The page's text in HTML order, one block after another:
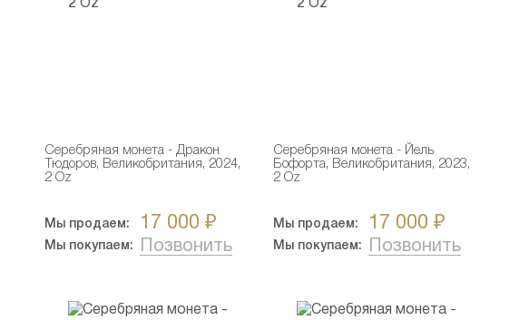
Серебряная монета - Дракон
Тюдоров, Великобритания, 2024,
2 Oz
Мы продаем: 17 000 ₽
Мы покупаем: Позвонить
Серебряная монета - Йель
Бофорта, Великобритания, 2023,
2 Oz
Мы продаем: 17 000 ₽
Мы покупаем: Позвонить